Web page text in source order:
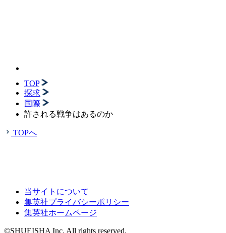
TOP
探求
国際
許される戦争はあるのか
TOPへ
当サイトについて
集英社プライバシーポリシー
集英社ホームページ
©SHUEISHA Inc. All rights reserved.